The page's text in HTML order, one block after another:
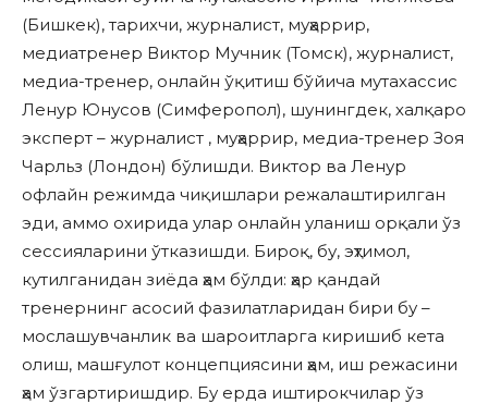
(Бишкек), тарихчи, журналист, муҳаррир,
медиатренер Виктор Мучник (Томск), журналист,
медиа-тренер, онлайн ўқитиш бўйича мутахассис
Ленур Юнусов (Симферопол), шунингдек, халқаро
эксперт – журналист , муҳаррир, медиа-тренер Зоя
Чарльз (Лондон) бўлишди. Виктор ва Ленур
офлайн режимда чиқишлари режалаштирилган
эди, аммо охирида улар онлайн уланиш орқали ўз
сессияларини ўтказишди. Бироқ, бу, эҳтимол,
кутилганидан зиёда ҳам бўлди: ҳар қандай
тренернинг асосий фазилатларидан бири бу –
мослашувчанлик ва шароитларга киришиб кета
олиш, машғулот концепциясини ҳам, иш режасини
ҳам ўзгартиришдир. Бу ерда иштирокчилар ўз